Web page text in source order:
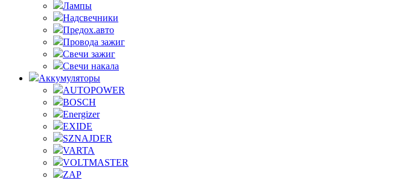
Лампы
Надсвечники
Предох.авто
Провода зажиг
Свечи зажиг
Свечи накала
Аккумуляторы
AUTOPOWER
BOSCH
Energizer
EXIDE
SZNAJDER
VARTA
VOLTMASTER
ZAP